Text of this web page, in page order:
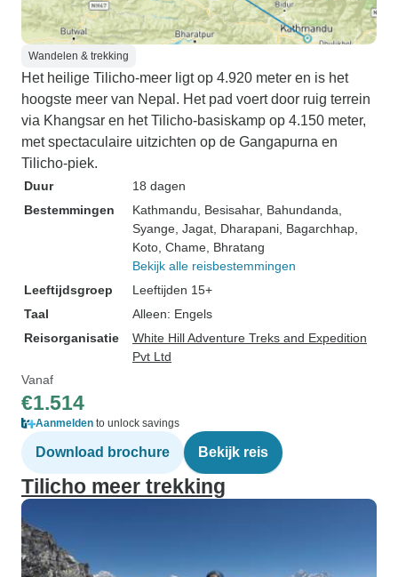
Wandelen & trekking
Het heilige Tilicho-meer ligt op 4.920 meter en is het
hoogste meer van Nepal. Het pad voert door ruig terrein
via Khangsar en het Tilicho-basiskamp op 4.150 meter,
met spectaculaire uitzichten op de Gangapurna en
Tilicho-piek.
Duur
18 dagen
Bestemmingen
Kathmandu , Besisahar, Bahundanda
Syange , Jagat , Dharapani , Bagarchhap
Koto , Chame , Bhratang
Bekijk alle reisbestemmingen
Leeftijdsgroep
Leeftijden 15+
Taal
Alleen: Engels
Reisorganisatie
White Hill Adventure Treks and Expedition
Pvt Ltd
Vanaf
€1.514
Aanmelden to unlock savings
Download brochure Bekijk reis
Tilicho meer trekking